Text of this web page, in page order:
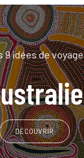
9 idées de voyage
DÉCOUVRIR